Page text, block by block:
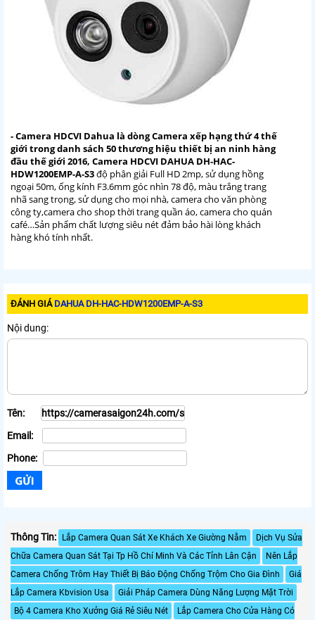
- Camera HDCVI Dahua là dòng Camera xếp hạng thứ 4 thế
giới trong danh sách 50 thương hiệu thiết bị an ninh hàng
đầu thế giới 2016, Camera HDCVI DAHUA DH-HAC-
HDW1200EMP-A-S3độ phân giải Full HD 2mp, sử dụng hồng
ngoại 50m, ống kính F3.6mm góc nhìn 78 độ, màu trắng trang
nhã sang trọng, sử dụng cho mọi nhà, camera cho văn phòng
công ty,camera cho shop thời trang quần áo, camera cho quán
café…Sản phẩm chất lượng siêu nét đảm bảo hài lòng khách
hàng khó tính nhất.
ĐÁNH GIÁ DAHUA DH-HAC-HDW1200EMP-A-S3
Nội dung:
Tên:
Email:
Phone:
Thông Tin: Lắp Camera Quan Sát Xe Khách Xe Giường Nằm
Dịch Vụ Sửa
Chữa Camera Quan Sát Tại Tp Hồ Chí Minh Và Các Tỉnh Lân Cận
Nên Lắp
Camera Chống Trôm Hay Thiết Bị Báo Động Chống Trộm Cho Gia Đình
Giá
Lắp Camera Kbvision Usa
Giải Pháp Camera Dùng Năng Lượng Mặt Trời
Bộ 4 Camera Kho Xưởng Giá Rẻ Siêu Nét
Lắp Camera Cho Cửa Hàng Có